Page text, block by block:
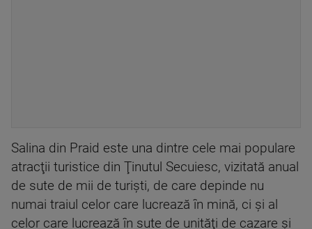
Salina din Praid este una dintre cele mai populare
atracţii turistice din Ţinutul Secuiesc, vizitată anual
de sute de mii de turişti, de care depinde nu
numai traiul celor care lucrează în mină, ci şi al
celor care lucrează în sute de unităţi de cazare şi